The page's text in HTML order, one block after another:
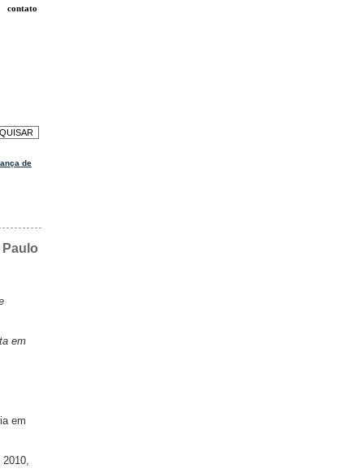
contato
de
em
em